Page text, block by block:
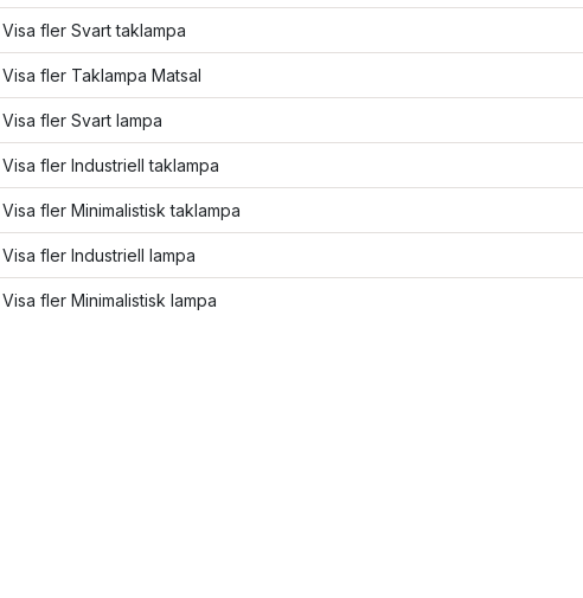
Visa fler Svart taklampa
Visa fler Taklampa Matsal
Visa fler Svart lampa
Visa fler Industriell taklampa
Visa fler Minimalistisk taklampa
Visa fler Industriell lampa
Visa fler Minimalistisk lampa